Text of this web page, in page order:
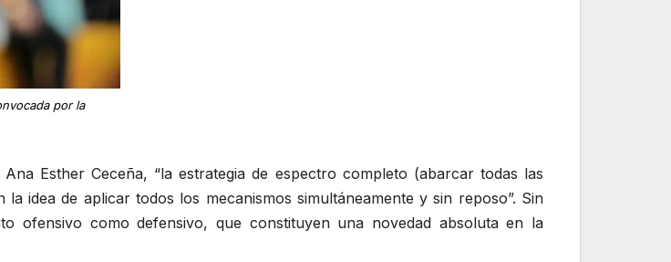
por la
Esther Ceceña, “la estrategia de espectro completo (abarcar todas las
idea de aplicar todos los mecanismos simultáneamente y sin reposo”. Sin
ofensivo como defensivo, que constituyen una novedad absoluta en la